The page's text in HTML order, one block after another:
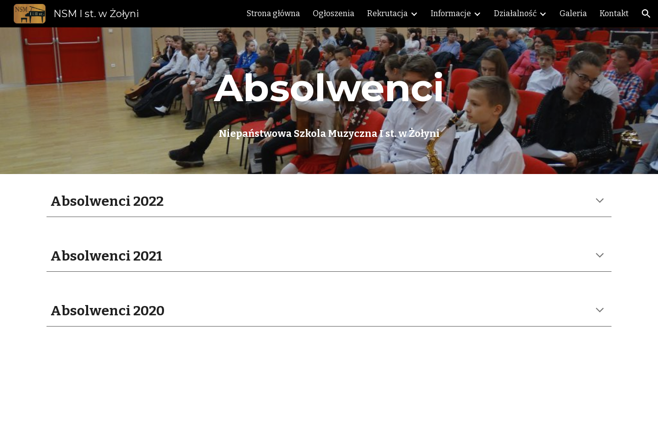
Skip to main content Skip to navigation
NSM I st. w Żołyni Strona główna Ogłoszenia Rekrutacja Informacje Działalność Galeria Kontakt
Absolwenci
Niepaństwowa Szkola Muzyczna I st. w Żołyni
Absolwenci 2022
Absolwenci 2021
Absolwenci 2020